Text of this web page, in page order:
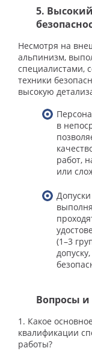
5.
Несмотря на
альпинизм,
специалистами,
техники
высокую
в
работ,
или
(1–3
Вопросы и
1. Какое
квалификации
работы?